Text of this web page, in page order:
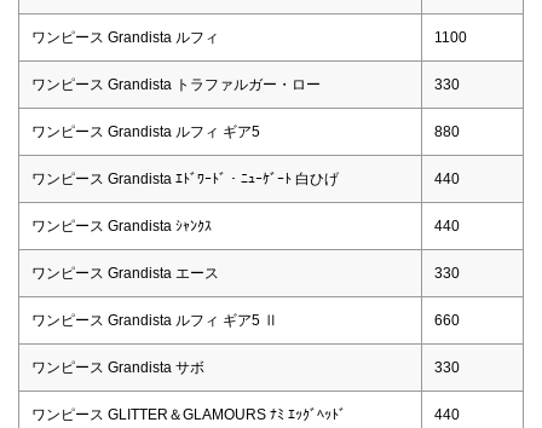
ワンピース Grandista ルフィ 1100
ワンピース Grandista トラファルガー・ロー 330
ワンピース Grandista ルフィ ギア5 880
ワンピース Grandista ｴﾄﾞﾜｰﾄﾞ・ﾆｭｰｹﾞｰﾄ 白ひげ 440
ワンピース Grandista ｼｬﾝｸｽ 440
ワンピース Grandista エース 330
ワンピース Grandista ルフィ ギア5 Ⅱ 660
ワンピース Grandista サボ 330
ワンピース GLITTER＆GLAMOURS ﾅﾐ ｴｯｸﾞﾍｯﾄﾞ 440